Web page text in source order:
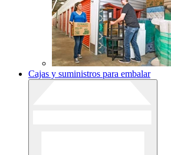
Cajas y suministros para embalar